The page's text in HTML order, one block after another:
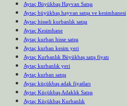
Aytaç Büyükbaş Hayvan Satışı
Aytaç büyükbaş hayvan satışı ve kesimhanesi
Aytaç hisseli kurbanlık satışı
Aytaç Kesimhane
Aytaç kurban hisse satışı
Aytaç kurban kesim yeri
Aytaç Kurbanlık Büyükbaş satış fiyatı
Aytaç kurbanlık yeri
Aytaç kurban satışı
Aytaç küçükbaş adak fiyatları
Aytaç Küçükbaş Adaklık Satışı
Aytaç Küçükbaş Kurbanlık